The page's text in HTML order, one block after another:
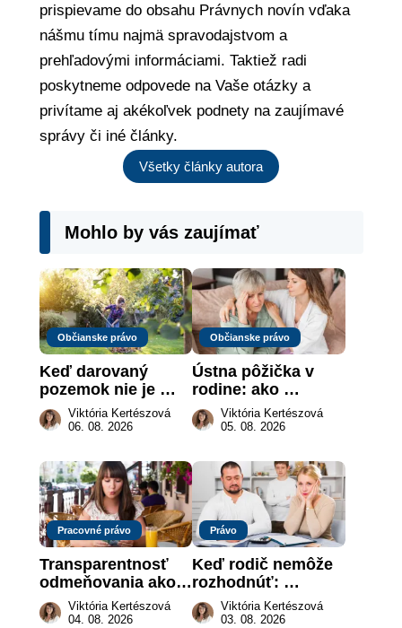
prispievame do obsahu Právnych novín vďaka
nášmu tímu najmä spravodajstvom a
prehľadovými informáciami. Taktiež radi
poskytneme odpovede na Vaše otázky a
privítame aj akékoľvek podnety na zaujímavé
správy či iné články.
Všetky články autora
Mohlo by vás zaujímať
Občianske právo
Keď darovaný
pozemok nie je
„hotová vec“: kedy
môže darca žiadať
Viktória Kertészová
06. 08. 2026
Občianske právo
Ústna pôžička v
rodine: ako
vymôcť peniaze,
keď na papieri nie
Viktória Kertészová
05. 08. 2026
Pracovné právo
Transparentnosť
odmeňovania ako
právna povinnosť:
revolúcia na
Viktória Kertészová
04. 08. 2026
Právo
Keď rodič nemôže
rozhodnúť:
nahradenie prejavu
vôle súdom v
Viktória Kertészová
03. 08. 2026